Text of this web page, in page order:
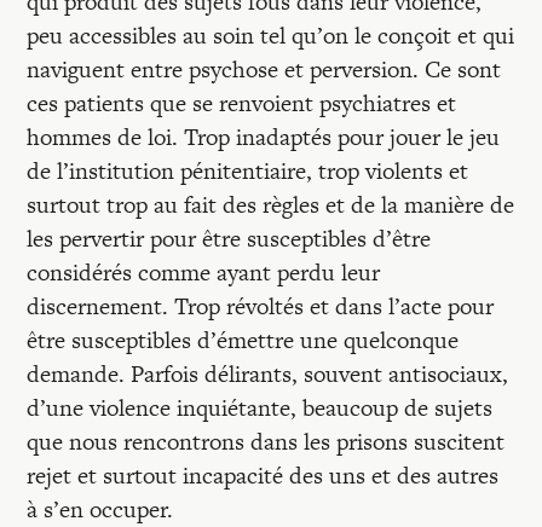
peu accessibles au soin tel qu’on le conçoit et qui
naviguent entre psychose et perversion. Ce sont
ces patients que se renvoient psychiatres et
hommes de loi. Trop inadaptés pour jouer le jeu
de l’institution pénitentiaire, trop violents et
surtout trop au fait des règles et de la manière de
les pervertir pour être susceptibles d’être
considérés comme ayant perdu leur
discernement. Trop révoltés et dans l’acte pour
être susceptibles d’émettre une quelconque
demande. Parfois délirants, souvent antisociaux,
d’une violence inquiétante, beaucoup de sujets
que nous rencontrons dans les prisons suscitent
rejet et surtout incapacité des uns et des autres
à s’en occuper.